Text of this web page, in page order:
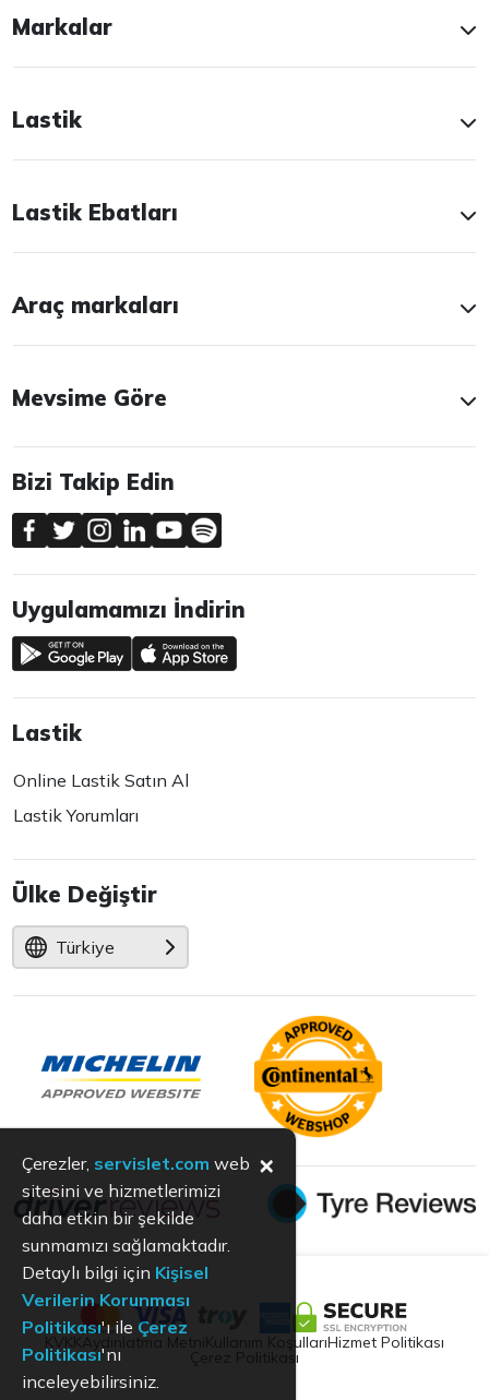
Markalar
Lastik
Lastik Ebatları
Araç markaları
Mevsime Göre
Bizi Takip Edin
Uygulamamızı İndirin
Lastik
Online Lastik Satın Al
Lastik Yorumları
Ülke Değiştir
Türkiye
Aydınlatma Metni Kullanım KoşullarıHizmet Politikası
Çerez Politikası
Çerezler, servislet.com web
sitesini ve hizmetlerimizi
daha etkin bir şekilde
sunmamızı sağlamaktadır.
Detaylı bilgi için Kişisel
Verilerin Korunması
Politikası'ı ile Çerez
Politikası'nı
inceleyebilirsiniz.
×